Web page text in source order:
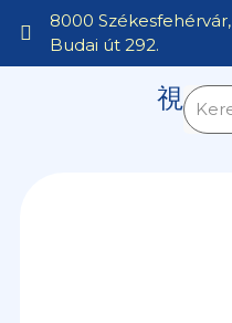
8000 Székesfehérvár,
Budai út 292.